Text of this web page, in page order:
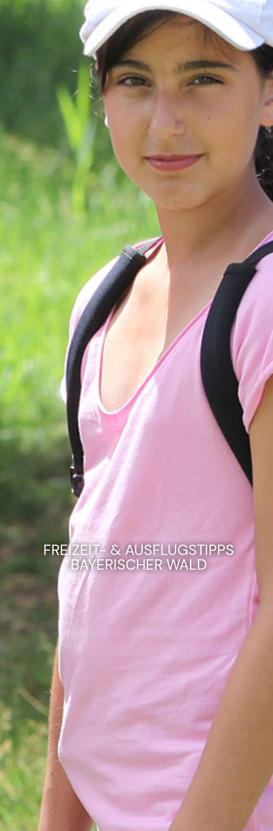
FREIZEIT- & AUSFLUGSTIPPS
BAYERISCHER WALD